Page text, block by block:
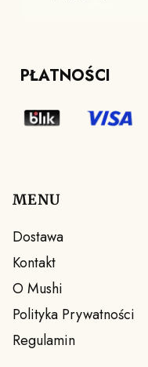
PŁATNOŚCI
Linki w stopce
MENU
Dostawa
Kontakt
O Mushi
Polityka Prywatności
Regulamin